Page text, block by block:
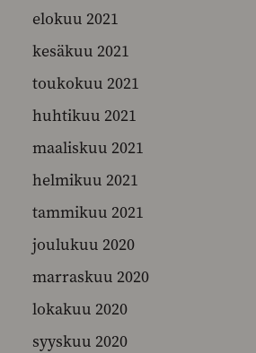
elokuu 2021
kesäkuu 2021
toukokuu 2021
huhtikuu 2021
maaliskuu 2021
helmikuu 2021
tammikuu 2021
joulukuu 2020
marraskuu 2020
lokakuu 2020
syyskuu 2020